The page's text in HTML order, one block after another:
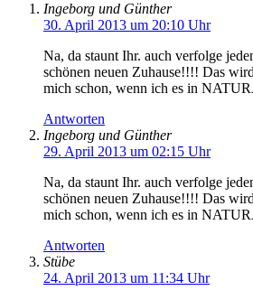
Ingeborg und Günther
30. April 2013 um 20:10 Uhr
Na, da staunt Ihr. auch verfolge
schönen neuen Zuhause!!!! Das
mich schon, wenn ich es in
Antworten
Ingeborg und Günther
29. April 2013 um 02:15 Uhr
Na, da staunt Ihr. auch verfolge
schönen neuen Zuhause!!!! Das
mich schon, wenn ich es in
Antworten
Stübe
24. April 2013 um 11:34 Uhr